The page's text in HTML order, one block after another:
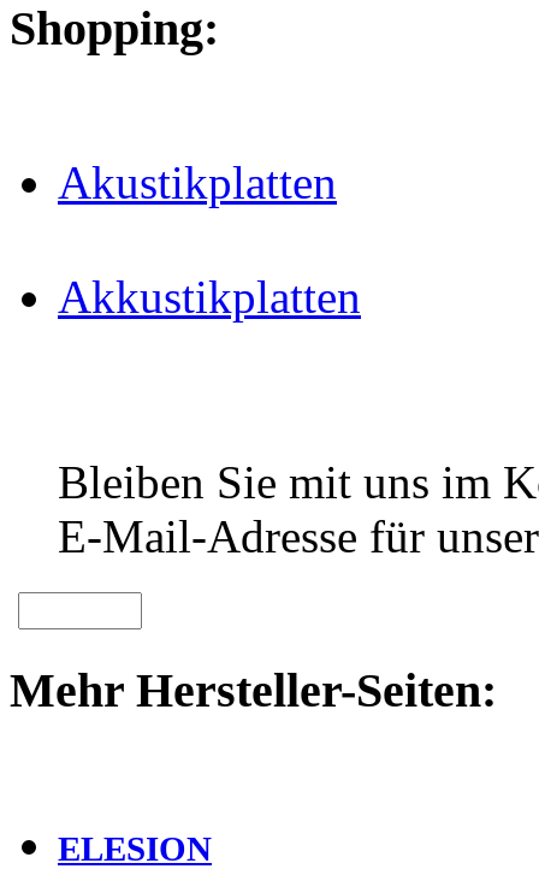
Shopping:
Akustikplatten
Akkustikplatten
Bleiben Sie mit uns im
E-Mail-Adresse für
Mehr Hersteller-Seiten:
ELESION